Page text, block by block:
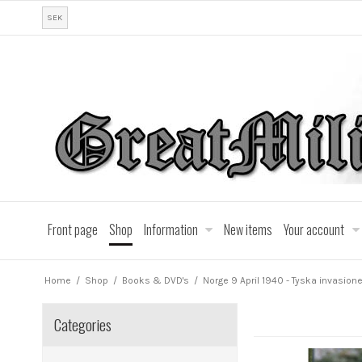
SEK
Front page Shop Information New items Your account
Home / Shop / Books & DVD's / Norge 9 April 1940 - Tyska
Categories